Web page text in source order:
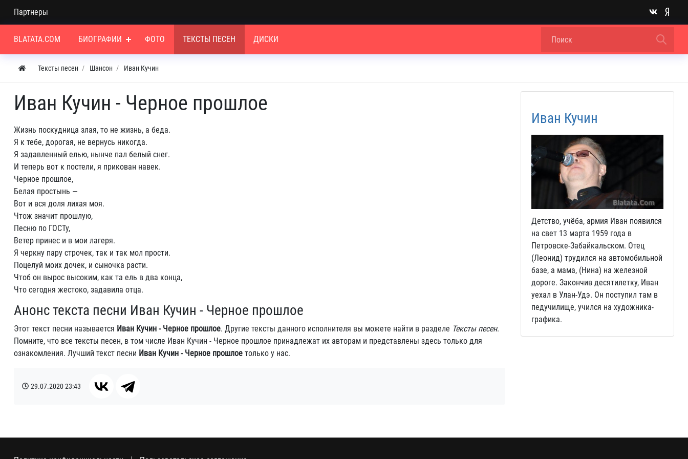
Партнеры
BLATATA.COM БИОГРАФИИ ФОТО ТЕКСТЫ ПЕСЕН ДИСКИ
Тексты песен Шансон Иван Кучин
Иван Кучин - Черное прошлое
Жизнь поскудница злая, то не жизнь, а беда.
Я к тебе, дорогая, не вернусь никогда.
Я задавленный елью, нынче пал белый снег.
И теперь вот к постели, я прикован навек.
Черное прошлое,
Белая простынь —
Вот и вся доля лихая моя.
Чтож значит прошлую,
Песню по ГОСТу,
Ветер принес и в мои лагеря.
Я черкну пару строчек, так и так мол прости.
Поцелуй моих дочек, и сыночка расти.
Чтоб он вырос высоким, как та ель в два конца,
Что сегодня жестоко, задавила отца.
Анонс текста песни Иван Кучин - Черное прошлое
Этот текст песни называется Иван Кучин - Черное прошлое. Другие тексты данного исполнителя вы можете найти в разделе Тексты песен.
Помните, что все тексты песен, в том числе Иван Кучин - Черное прошлое принадлежат их авторам и представлены здесь только для
ознакомления. Лучший текст песни Иван Кучин - Черное прошлое только у нас.
29.07.202023:43
Иван Кучин
Детство, учёба, армия Иван появился
на свет 13 марта 1959 года в
Петровске-Забайкальском. Отец
(Леонид) трудился на автомобильной
базе, а мама, (Нина) на железной
дороге. Закончив десятилетку, Иван
уехал в Улан-Удэ. Он поступил там в
педучилище, учился на художника-
графика.